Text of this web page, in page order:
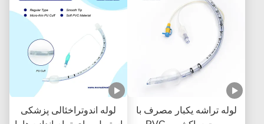
لوله تراشه یکبار مصرف با
لوله اندوتراخئالی پزشکی